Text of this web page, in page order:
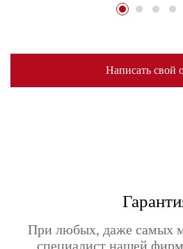
Написать свой
При любых, даже самых
специалист нашей